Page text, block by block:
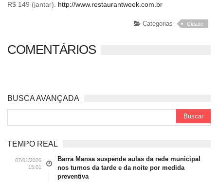
R$ 149 (jantar). http://www.restaurantweek.com.br
Categorias Cidade
COMENTÁRIOS
BUSCA AVANÇADA
TEMPO REAL
07/01/2026
15:01
Barra Mansa suspende aulas da rede municipal
nos turnos da tarde e da noite por medida
preventiva